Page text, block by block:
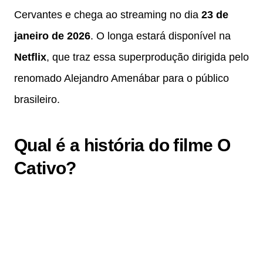
Cervantes e chega ao streaming no dia 23 de
janeiro de 2026. O longa estará disponível na
Netflix, que traz essa superprodução dirigida pelo
renomado Alejandro Amenábar para o público
brasileiro.
Qual é a história do filme O
Cativo?